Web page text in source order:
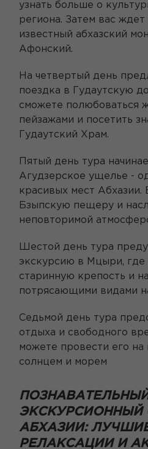
узнать больше о
региона. Затем вас
известный абхазский
Афонский.
На четвертый день
поездка в Гудаутскую
сможете полюбоваться
пейзажами и посетить
Гудаутский Храм.
Пятый день тура
Агудзерское ущелье -
красивых мест Абхазии.
Бзыпскую пещеру и
неповторимой
Шестой день тура
экскурсию в Мцыри, где
старинную крепость и
потрясающими видами
Седьмой день тура
отдыха и свободного
можете провести его на
солнцем и морем
ЭКСКУРСИОННЫЙ
АБХАЗИИ:
РЕЛАКСАЦИИ И